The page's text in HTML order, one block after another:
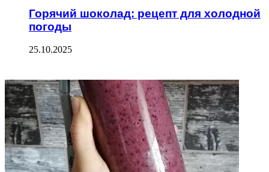
Горячий шоколад: рецепт для холодной
погоды
25.10.2025